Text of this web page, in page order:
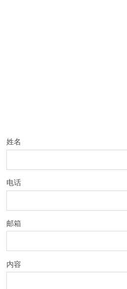
姓名
电话
邮箱
内容